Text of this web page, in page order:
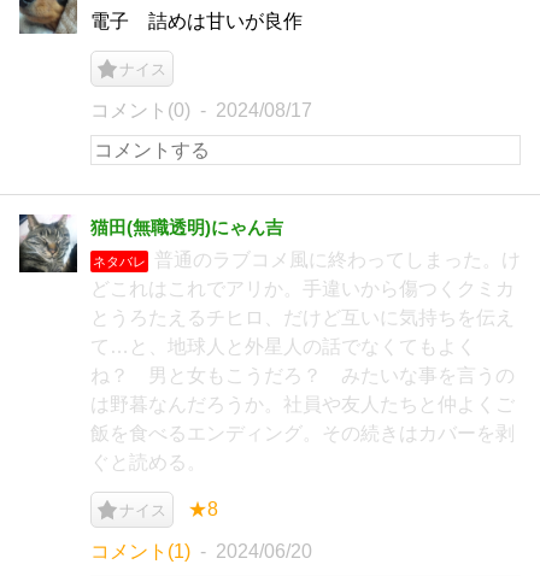
電子 詰めは甘いが良作
ナイス
コメント(0) 2024/08/17
猫田(無職透明)にゃん吉
ネタバレ
普通のラブコメ風に終わってしまった。け
どこれはこれでアリか。手違いから傷つくクミカ
とうろたえるチヒロ、だけど互いに気持ちを伝え
て…と、地球人と外星人の話でなくてもよく
ね？ 男と女もこうだろ？ みたいな事を言うの
は野暮なんだろうか。社員や友人たちと仲よくご
飯を食べるエンディング。その続きはカバーを剥
ぐと読める。
ナイス ★8
コメント(1) 2024/06/20